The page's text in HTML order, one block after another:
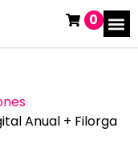
0
Anual + Filorga